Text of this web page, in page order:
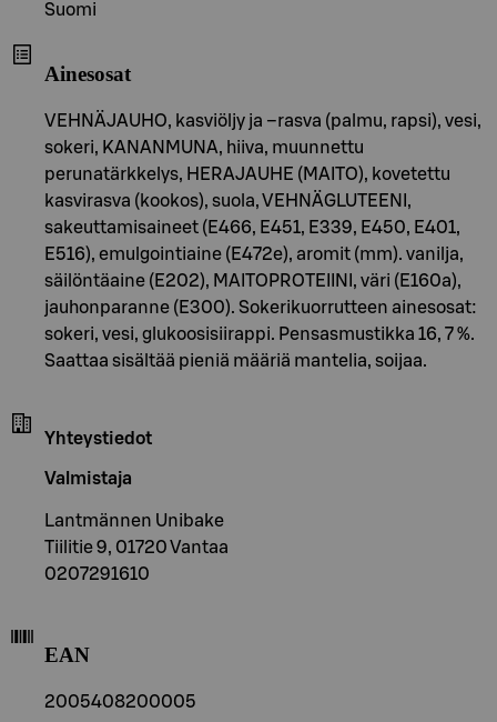
Suomi
Ainesosat
VEHNÄJAUHO, kasviöljy ja –rasva (palmu, rapsi), vesi,
sokeri, KANANMUNA, hiiva, muunnettu
perunatärkkelys, HERAJAUHE (MAITO), kovetettu
kasvirasva (kookos), suola, VEHNÄGLUTEENI,
sakeuttamisaineet (E466, E451, E339, E450, E401,
E516), emulgointiaine (E472e), aromit (mm). vanilja,
säilöntäaine (E202), MAITOPROTEIINI, väri (E160a),
jauhonparanne (E300). Sokerikuorrutteen ainesosat:
sokeri, vesi, glukoosisiirappi. Pensasmustikka 16, 7 %.
Saattaa sisältää pieniä määriä mantelia, soijaa.
Yhteystiedot
Valmistaja
Lantmännen Unibake
Tiilitie 9, 01720 Vantaa
0207291610
EAN
2005408200005